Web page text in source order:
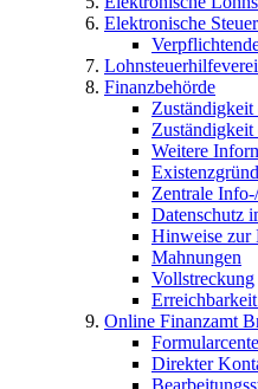
Elektronische
Finanzbehörde
Zuständigkeit
Zuständigkeit
Weitere
Zentrale
Datenschutz
Hinweise zur
Mahnungen
Vollstreckung
Online Finanzamt
Direkter